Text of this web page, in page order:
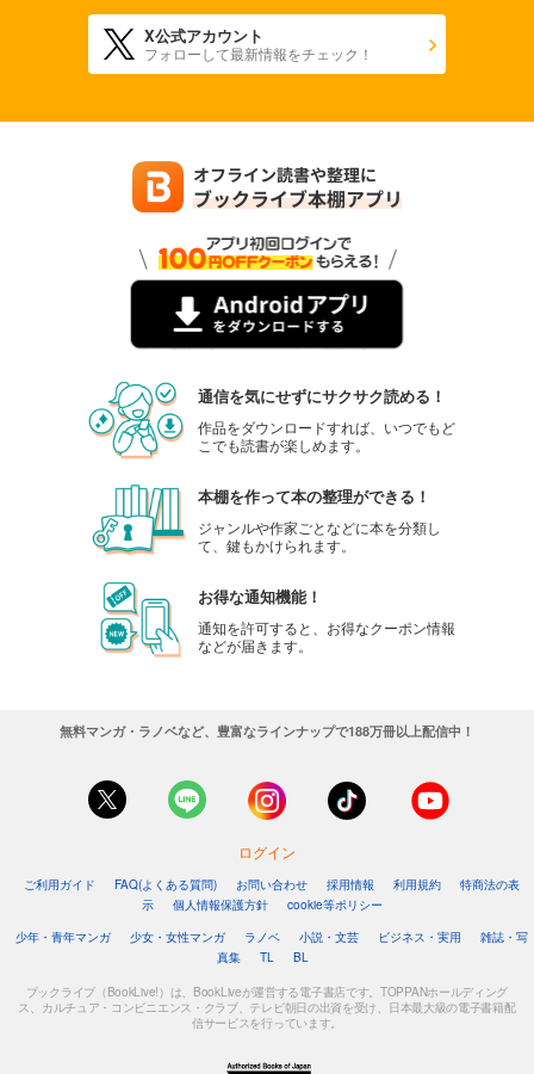
X公式アカウント
フォローして最新情報をチェック！
通信を気にせずにサクサク読める！
作品をダウンロードすれば、いつでもど
こでも読書が楽しめます。
本棚を作って本の整理ができる！
ジャンルや作家ごとなどに本を分類し
て、鍵もかけられます。
お得な通知機能！
通知を許可すると、お得なクーポン情報
などが届きます。
無料マンガ・ラノベなど、豊富なラインナップで188万冊以上配信中！
ログイン
ご利用ガイド FAQ(よくある質問) お問い合わせ 採用情報 利用規約
特商法の表
示
個人情報保護方針
cookie等ポリシー
少年・青年マンガ
少女・女性マンガ ラノベ 小説・文芸 ビジネス・実用
雑誌・写
真集
TL BL
ブックライブ（BookLive!）は、BookLiveが運営する電子書店です。TOPPANホールディング
ス、カルチュア・コンビニエンス・クラブ、テレビ朝日の出資を受け、日本最大級の電子書籍配
信サービスを行っています。